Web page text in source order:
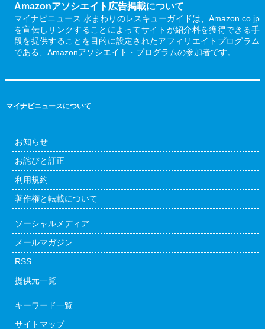
Amazonアソシエイト広告掲載について
マイナビニュース 水まわりのレスキューガイドは、Amazon.co.jp
を宣伝しリンクすることによってサイトが紹介料を獲得できる手
段を提供することを目的に設定されたアフィリエイトプログラム
である、Amazonアソシエイト・プログラムの参加者です。
マイナビニュースについて
お知らせ
お詫びと訂正
利用規約
著作権と転載について
ソーシャルメディア
メールマガジン
RSS
提供元一覧
キーワード一覧
サイトマップ